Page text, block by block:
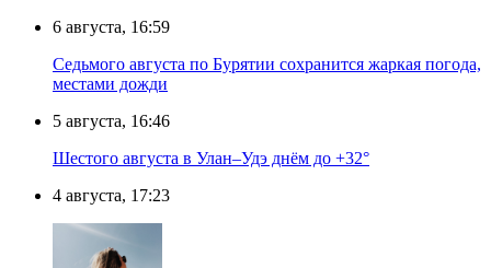
6 августа, 16:59
Седьмого августа по Бурятии сохранится жаркая погода,
местами дожди
5 августа, 16:46
Шестого августа в Улан–Удэ днём до +32°
4 августа, 17:23